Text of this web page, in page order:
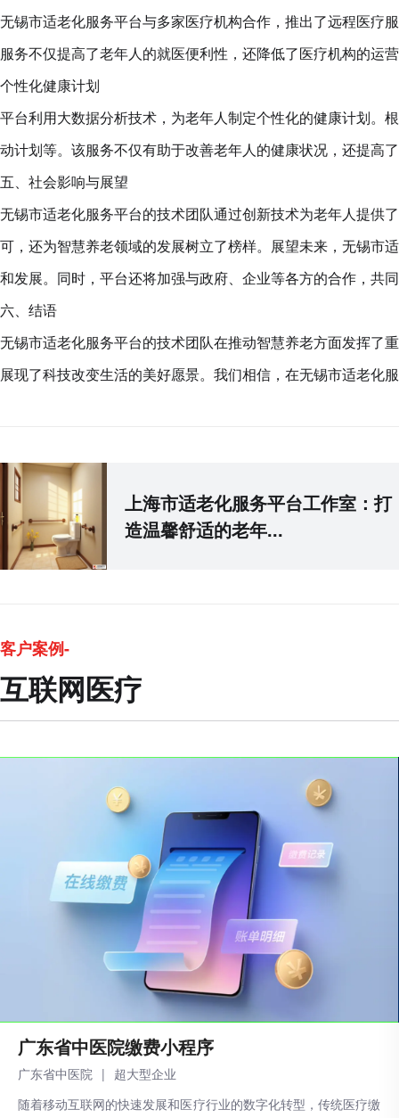
无锡市适老化服务平台与多家医疗机构合作，推出了远程医疗
服务不仅提高了老年人的就医便利性，还降低了医疗机构的运
个性化健康计划
平台利用大数据分析技术，为老年人制定个性化的健康计划。
动计划等。该服务不仅有助于改善老年人的健康状况，还提高
五、社会影响与展望
无锡市适老化服务平台的技术团队通过创新技术为老年人提供
可，还为智慧养老领域的发展树立了榜样。展望未来，无锡市
和发展。同时，平台还将加强与政府、企业等各方的合作，共
六、结语
无锡市适老化服务平台的技术团队在推动智慧养老方面发挥了
展现了科技改变生活的美好愿景。我们相信，在无锡市适老化
上海市适老化服务平台工作室：打
造温馨舒适的老年...
客户案例-
互联网医疗
‌广东省中医院缴费小程序
广东省中医院 | 超大型企业
随着移动互联网的快速发展和医疗行业的数字化转型，传统医疗缴